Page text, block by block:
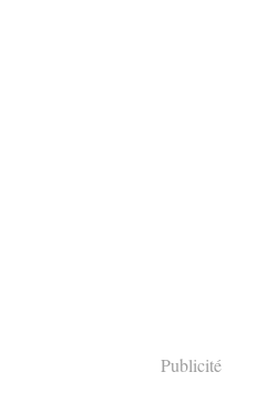
Publicité